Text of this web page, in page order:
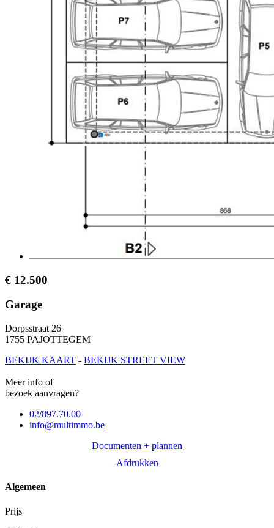
€ 12.500
Garage
Dorpsstraat 26
1755 PAJOTTEGEM
BEKĲK KAART - BEKĲK STREET VIEW
Meer info of
bezoek aanvragen?
02/897.70.00
info@multimmo.be
Documenten + plannen
Afdrukken
Algemeen
Prijs